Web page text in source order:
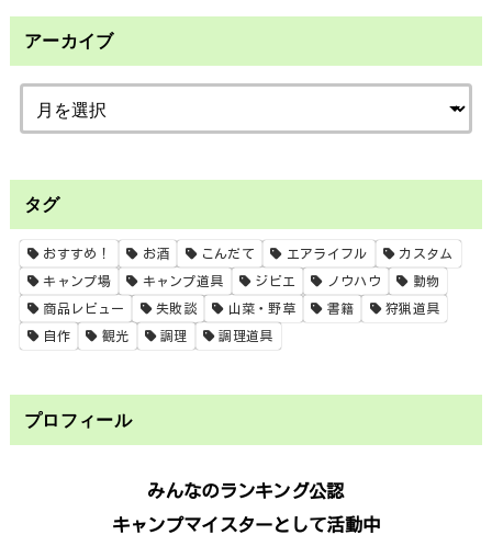
アーカイブ
タグ
おすすめ！ お酒 こんだて エアライフル カスタム
キャンプ場 キャンプ道具 ジビエ ノウハウ 動物
商品レビュー 失敗談 山菜・野草 書籍 狩猟道具
自作 観光 調理 調理道具
プロフィール
みんなのランキング公認
キャンプマイスターとして活動中